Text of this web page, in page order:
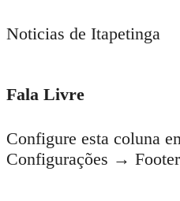
Noticias de Itapetinga
Fala Livre
Configure esta coluna
Configurações →